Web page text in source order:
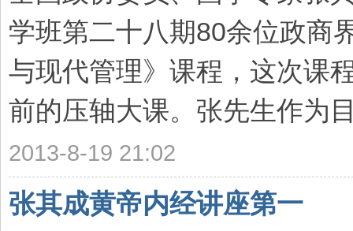
学班第二十八期80余位政商
与现代管理》课程，这次课
前的压轴大课。张先生作为
2013-8-19 21:02
张其成黄帝内经讲座第一